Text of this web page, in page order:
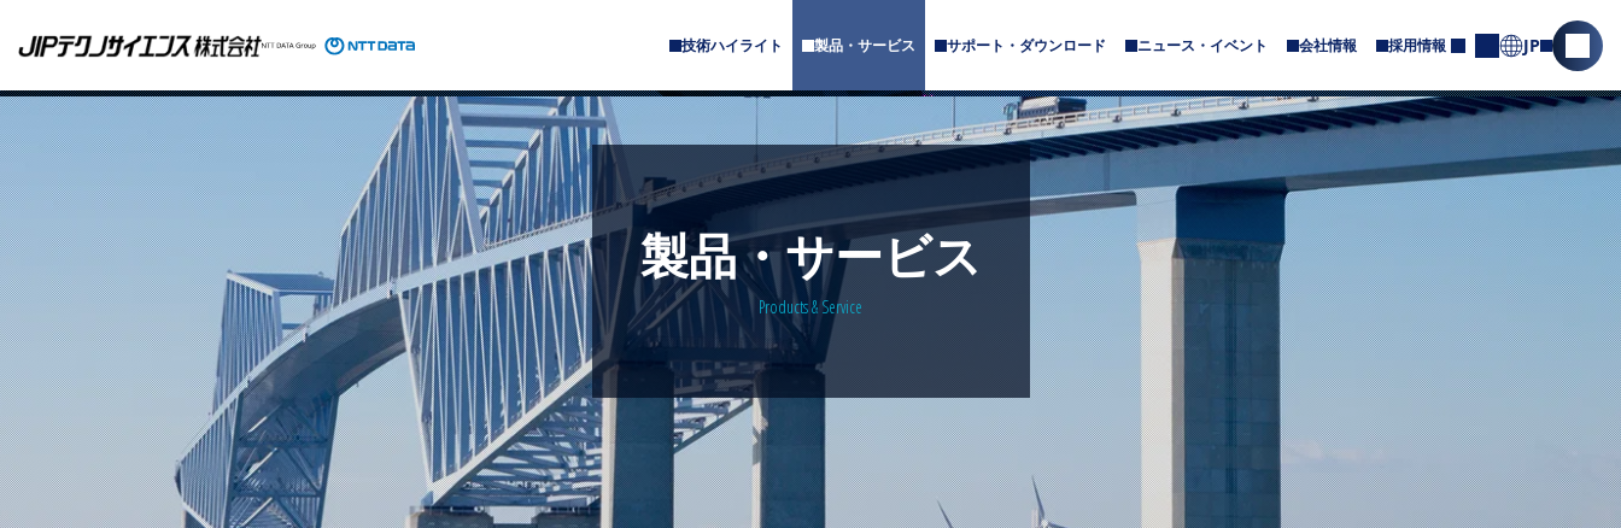
技術ハイライト 製品・サービス
サ
メ
ュ
ー
が
あ
り
ま
サポート・ダウンロード
サ
メ
ニ
ュ
ー
が
あ
り
ニュース・イベント 会社情報
サ
メ
ニ
ュ
ー
が
あ
り
ま
す
採用情報
サ
イ
ト
検
索
を
く
JP
お
問
合
製品・サービス
Products & Service